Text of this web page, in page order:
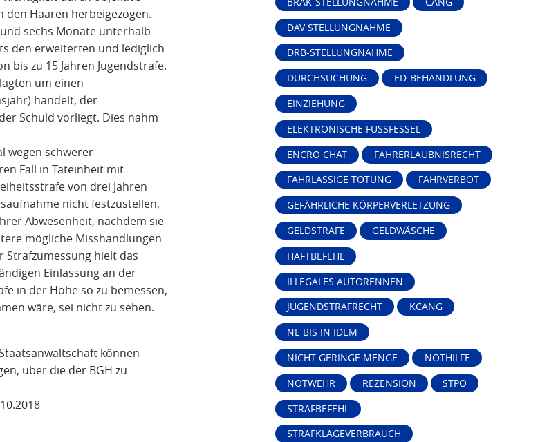
den Haaren herbeigezogen.
sechs Monate unterhalb
den erweiterten und lediglich
bis zu 15 Jahren Jugendstrafe.
um einen
handelt, der
Schuld vorliegt. Dies nahm
wegen schwerer
Fall in Tateinheit mit
von drei Jahren
nicht festzustellen,
Abwesenheit, nachdem sie
mögliche Misshandlungen
Strafzumessung hielt das
Einlassung an der
in der Höhe so zu bemessen,
wäre, sei nicht zu sehen.
können
über die der BGH zu
DAV STELLUNGNAHME
DRB-STELLUNGNAHME
DURCHSUCHUNG
ED-BEHANDLUNG
EINZIEHUNG
ELEKTRONISCHE FUSSFESSEL
ENCRO CHAT
FAHRERLAUBNISRECHT
FAHRLÄSSIGE TÖTUNG
FAHRVERBOT
GEFÄHRLICHE KÖRPERVERLETZUNG
GELDSTRAFE
GELDWÄSCHE
HAFTBEFEHL
ILLEGALES AUTORENNEN
JUGENDSTRAFRECHT
KCANG
NE BIS IN IDEM
NICHT GERINGE MENGE
NOTHILFE
NOTWEHR
REZENSION
STPO
STRAFBEFEHL
STRAFKLAGEVERBRAUCH